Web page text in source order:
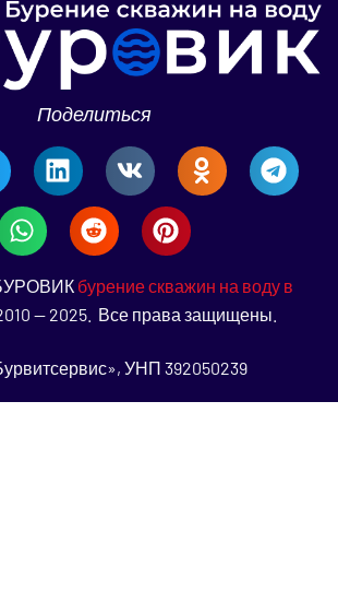
Поделиться
бурение скважин на воду в
— 2025. Все права защищены.
УНП 392050239